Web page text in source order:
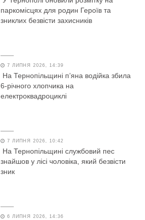
паркомісцях для родин Героїв та
зниклих безвісти захисників
7 ЛИПНЯ 2026, 14:39
На Тернопільщині п’яна водійка збила
6-річного хлопчика на
електроквадроциклі
7 ЛИПНЯ 2026, 10:42
На Тернопільщині службовий пес
знайшов у лісі чоловіка, який безвісти
зник
6 ЛИПНЯ 2026, 14:36